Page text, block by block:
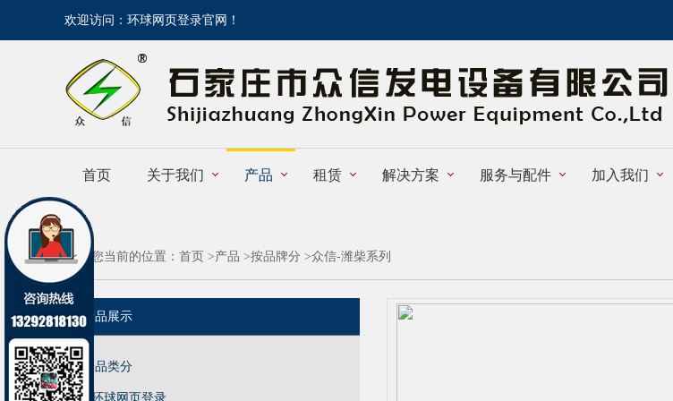
欢迎访问：环球网页登录官网！
首页 关于我们 产品 租赁 解决方案 服务与配件 加入我们
您当前的位置： 首页 >产品 >按品牌分 >众信-潍柴系列
产品展示
按品类分
环球网页登录